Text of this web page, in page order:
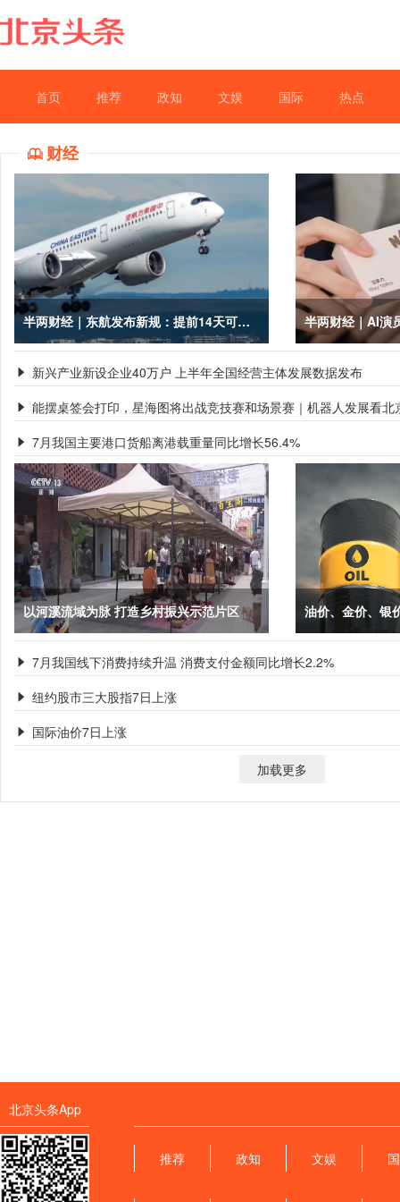
首页 推荐 政知 文娱 国际 热点
财经
半两财经｜东航发布新规：提前14天可免费退票、变更半两财经｜AI演
 新兴产业新设企业40万户 上半年全国经营主体发展数据发布
 能摆桌签会打印，星海图将出战竞技赛和场景赛｜机器人发展看北
 7月我国主要港口货船离港载重量同比增长56.4%
以河溪流域为脉 打造乡村振兴示范片区 油价、金价、银
 7月我国线下消费持续升温 消费支付金额同比增长2.2%
 纽约股市三大股指7日上涨
 国际油价7日上涨
加载更多
北京头条App
推荐 政知 文娱